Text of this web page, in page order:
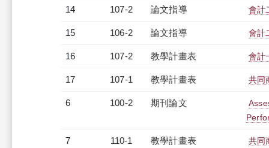
14 107-2 論文指導 會計
15 106-2 論文指導 會計
16 107-2 教學計畫表 會計
17 107-1 教學計畫表 共同
6 100-2 期刊論文
7 110-1 教學計畫表 共同